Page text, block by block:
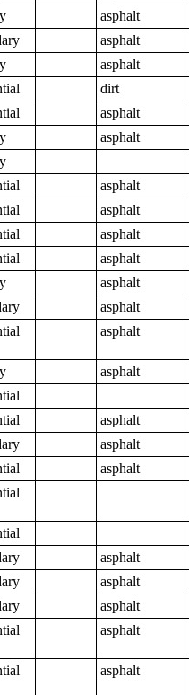
asphalt
asphalt
asphalt
dirt
asphalt
asphalt
asphalt
asphalt
asphalt
asphalt
asphalt
asphalt
asphalt
asphalt
asphalt
asphalt
asphalt
asphalt
asphalt
asphalt
asphalt
asphalt